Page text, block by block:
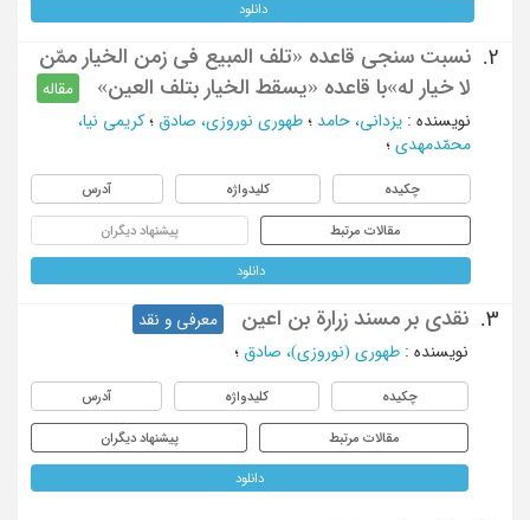
دانلود
2.
نسبت سنجی قاعده «تلف المبیع فی زمن الخیار ممّن
لا خیار له»با قاعده «یسقط الخیار بتلف العین»
مقاله
نویسنده : یزدانی، حامد ؛ طهوری نوروزی، صادق ؛ کریمی نیا،
محمّدمهدی ؛
چکیده کلیدواژه آدرس
مقالات مرتبط پیشنهاد دیگران
دانلود
3. نقدی بر مسند زرارة بن اعین
معرفی و نقد
نویسنده : طهوری (نوروزی)، صادق ؛
چکیده کلیدواژه آدرس
مقالات مرتبط پیشنهاد دیگران
دانلود